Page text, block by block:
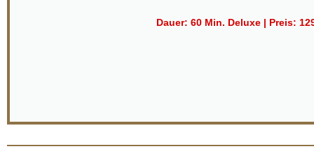
Dauer: 60 Min. Deluxe | Preis: